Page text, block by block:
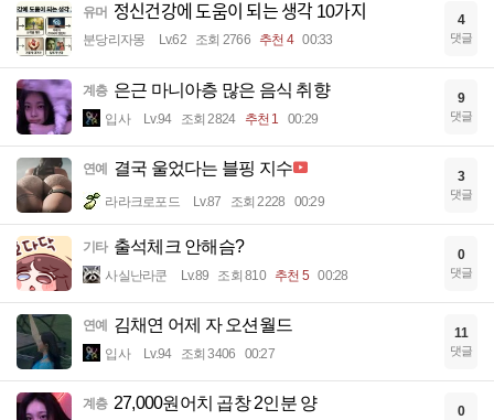
유머 정신건강에 도움이 되는 생각 10가지
분당리자몽 Lv.62 조회 2766 추천 4 00:33
4
댓글
계층 은근 마니아층 많은 음식 취향
입사 Lv.94 조회 2824 추천 1 00:29
9
댓글
연예 결국 울었다는 블핑 지수
라라크로포드 Lv.87 조회 2228 00:29
3
댓글
기타 출석체크 안해슴?
사실난라쿤 Lv.89 조회 810 추천 5 00:28
0
댓글
연예 김채연 어제 자 오션월드
입사 Lv.94 조회 3406 00:27
11
댓글
계층 27,000원어치 곱창 2인분 양 0